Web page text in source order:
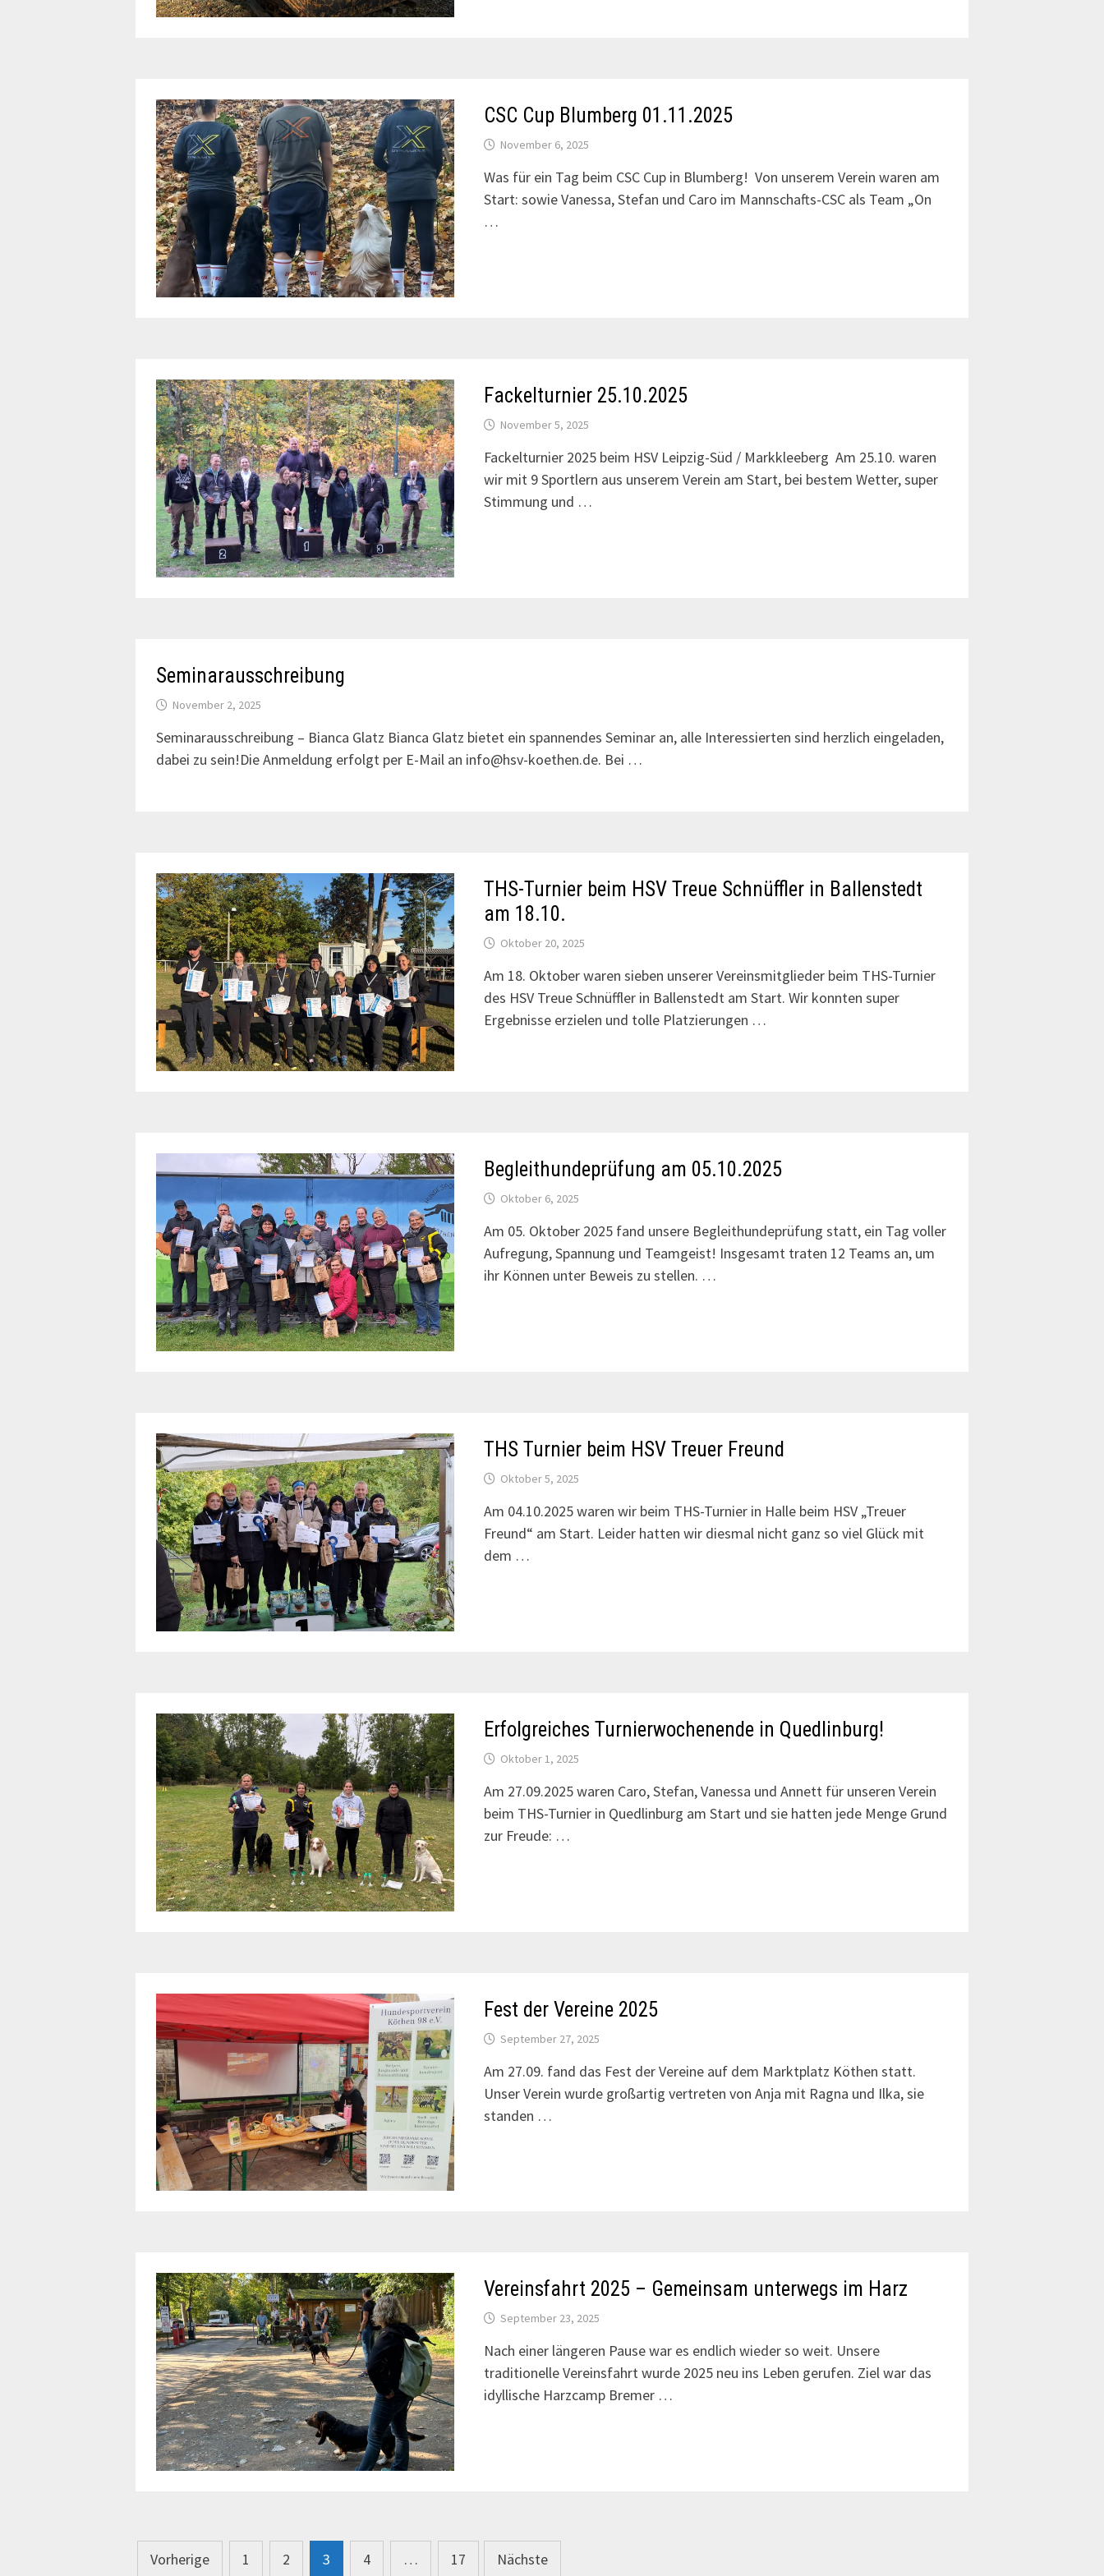
CSC Cup Blumberg 01.11.2025
November 6, 2025
Was für ein Tag beim CSC Cup in Blumberg! Von unserem Verein waren am
Start: sowie Vanessa, Stefan und Caro im Mannschafts-CSC als Team „On
…
Fackelturnier 25.10.2025
November 5, 2025
Fackelturnier 2025 beim HSV Leipzig-Süd / Markkleeberg Am 25.10. waren
wir mit 9 Sportlern aus unserem Verein am Start, bei bestem Wetter, super
Stimmung und …
Seminarausschreibung
November 2, 2025
Seminarausschreibung – Bianca Glatz Bianca Glatz bietet ein spannendes Seminar an, alle Interessierten sind herzlich eingeladen,
dabei zu sein!Die Anmeldung erfolgt per E-Mail an info@hsv-koethen.de. Bei …
THS-Turnier beim HSV Treue Schnüffler in Ballenstedt
am 18.10.
Oktober 20, 2025
Am 18. Oktober waren sieben unserer Vereinsmitglieder beim THS-Turnier
des HSV Treue Schnüffler in Ballenstedt am Start. Wir konnten super
Ergebnisse erzielen und tolle Platzierungen …
Begleithundeprüfung am 05.10.2025
Oktober 6, 2025
Am 05. Oktober 2025 fand unsere Begleithundeprüfung statt, ein Tag voller
Aufregung, Spannung und Teamgeist! Insgesamt traten 12 Teams an, um
ihr Können unter Beweis zu stellen. …
THS Turnier beim HSV Treuer Freund
Oktober 5, 2025
Am 04.10.2025 waren wir beim THS-Turnier in Halle beim HSV „Treuer
Freund“ am Start. Leider hatten wir diesmal nicht ganz so viel Glück mit
dem …
Erfolgreiches Turnierwochenende in Quedlinburg!
Oktober 1, 2025
Am 27.09.2025 waren Caro, Stefan, Vanessa und Annett für unseren Verein
beim THS-Turnier in Quedlinburg am Start und sie hatten jede Menge Grund
zur Freude: …
Fest der Vereine 2025
September 27, 2025
Am 27.09. fand das Fest der Vereine auf dem Marktplatz Köthen statt.
Unser Verein wurde großartig vertreten von Anja mit Ragna und Ilka, sie
standen …
Vereinsfahrt 2025 – Gemeinsam unterwegs im Harz
September 23, 2025
Nach einer längeren Pause war es endlich wieder so weit. Unsere
traditionelle Vereinsfahrt wurde 2025 neu ins Leben gerufen. Ziel war das
idyllische Harzcamp Bremer …
Seitennummerierung
Vorherige 1 2 3 4 … 17 Nächste